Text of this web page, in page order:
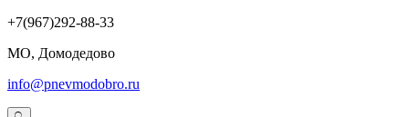
+7(967)292-88-33
МО, Домодедово
info@pnevmodobro.ru